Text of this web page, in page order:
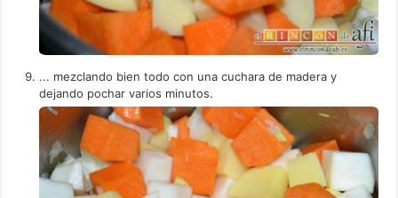
... mezclando bien todo con una cuchara de madera y
dejando pochar varios minutos.